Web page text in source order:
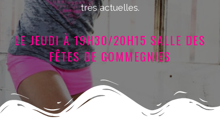
très actuelles.
LE JEUDI À 19H30/20H15 SALLE DES
FÊTES DE GOMMEGNIES